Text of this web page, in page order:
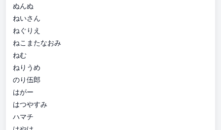
ぬんぬ
ねいさん
ねぐりえ
ねこまたなおみ
ねむ
ねりうめ
のり伍郎
はがー
はつやすみ
ハマチ